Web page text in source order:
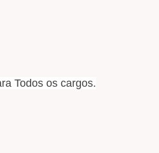
Todos os cargos.